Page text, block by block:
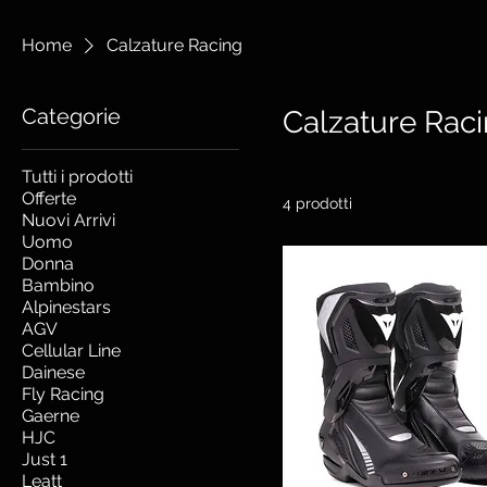
Home Calzature Racing
Categorie
Tutti i prodotti
Offerte
Nuovi Arrivi
Uomo
Donna
Bambino
Alpinestars
AGV
Cellular Line
Dainese
Fly Racing
Gaerne
HJC
Just 1
Leatt
Calzature
4 prodotti